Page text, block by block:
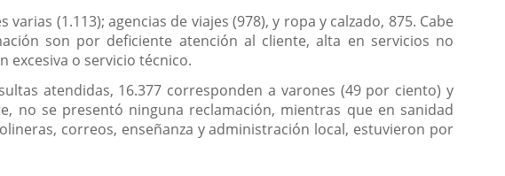
(1.113); agencias de viajes (978), y ropa y calzado, 875. Cabe
son por deficiente atención al cliente, alta en servicios no
excesiva o servicio técnico.
atendidas, 16.377 corresponden a varones (49 por ciento) y
no se presentó ninguna reclamación, mientras que en sanidad
correos, enseñanza y administración local, estuvieron por